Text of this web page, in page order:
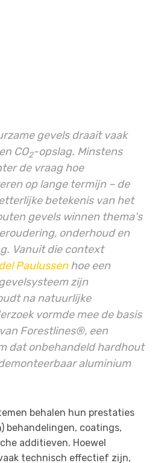
gevels draait vaak
CO2-opslag. Minstens
de vraag hoe
op lange termijn – de
betekenis van het
gevels winnen thema's
onderhoud en
Vanuit die context
Paulussenhoe een
zijn
na natuurlijke
vormde mee de basis
Forestlines®, een
dat onbehandeld hardhout
aluminium
behalen hun prestaties
behandelingen, coatings,
additieven. Hoewel
technisch effectief zijn,